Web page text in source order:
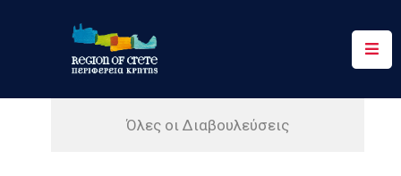
Περιφέρεια
Όλες οι Διαβουλεύσεις